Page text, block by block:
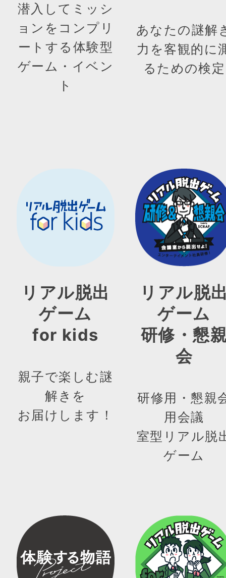
潜入してミッシ
ョンをコンプリ
ートする体験型
ゲーム・イベン
ト
あなたの謎解
力を客観的に
るための検定
リアル脱出
ゲーム
for kids
親子で楽しむ謎
解きを
お届けします！
リアル脱
ゲーム
研修・懇
会
研修用・懇親
用会議
室型リアル脱
ゲーム